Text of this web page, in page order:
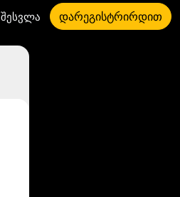
შესვლა დარეგისტრირდით